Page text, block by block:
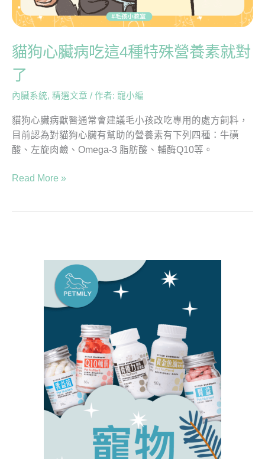
貓狗心臟病吃這4種特殊營養素就對
了
內臟系統, 精選文章 / 作者: 寵小編
貓狗心臟病獸醫通常會建議毛小孩改吃專用的處方飼料，
目前認為對貓狗心臟有幫助的營養素有下列四種：牛磺
酸、左旋肉鹼、Omega-3 脂肪酸、輔酶Q10等。
特
殊
營
養
素
對
了
Read More »